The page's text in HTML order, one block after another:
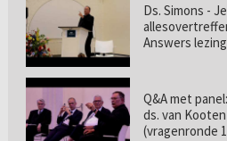
Ds. Simons -
Answers
Q&A met
ds. van
(vragenronde